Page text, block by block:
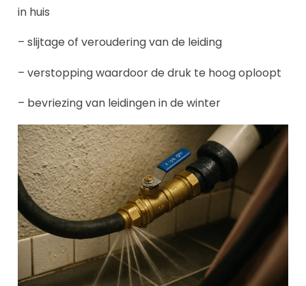
in huis
– slijtage of veroudering van de leiding
– verstopping waardoor de druk te hoog oploopt
– bevriezing van leidingen in de winter